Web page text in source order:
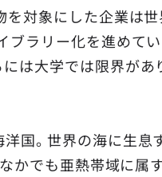
を対象にした企業は
ブラリー化を進めて
は大学では限界があ
国。世界の海に生息
かでも亜熱帯域に属